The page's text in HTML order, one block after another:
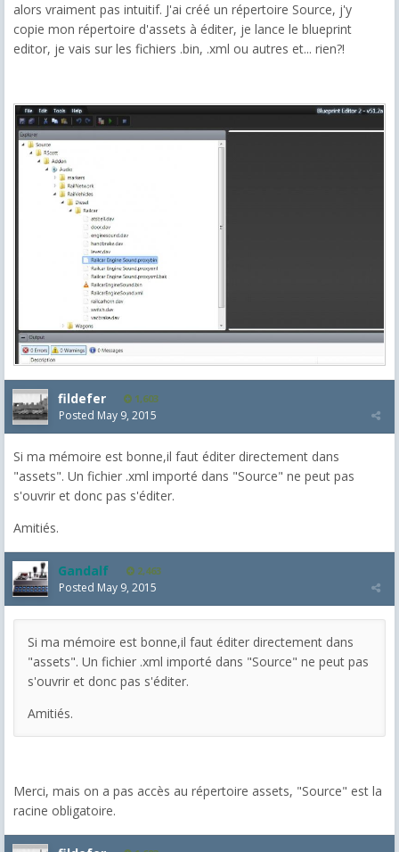
alors vraiment pas intuitif. J'ai créé un répertoire Source, j'y
copie mon répertoire d'assets à éditer, je lance le blueprint
editor, je vais sur les fichiers .bin, .xml ou autres et... rien?!
fildefer 1,603
Posted May 9, 2015
Si ma mémoire est bonne,il faut éditer directement dans
"assets". Un fichier .xml importé dans "Source" ne peut pas
s'ouvrir et donc pas s'éditer.
Amitiés.
Gandalf 2,463
Posted May 9, 2015
Si ma mémoire est bonne,il faut éditer directement dans
"assets". Un fichier .xml importé dans "Source" ne peut pas
s'ouvrir et donc pas s'éditer.
Amitiés.
Merci, mais on a pas accès au répertoire assets, "Source" est la
racine obligatoire.